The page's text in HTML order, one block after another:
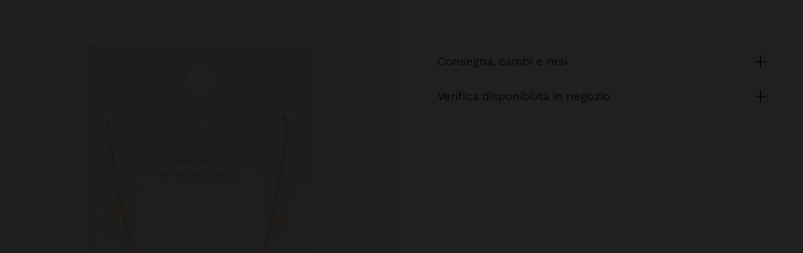
consegna, cambi e resi
verifica disponibilità in negozio